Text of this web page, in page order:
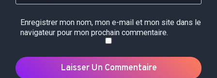
Enregistrer mon nom, mon e-mail et mon site dans le
navigateur pour mon prochain commentaire.